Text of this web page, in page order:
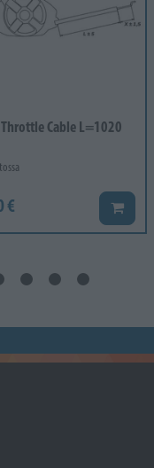
Throttle Cable L=1020
€ Lisää